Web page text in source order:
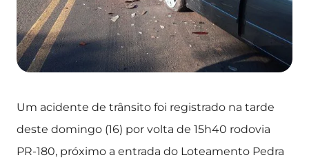
Um acidente de trânsito foi registrado na tarde
deste domingo (16) por volta de 15h40 rodovia
PR-180, próximo a entrada do Loteamento Pedra